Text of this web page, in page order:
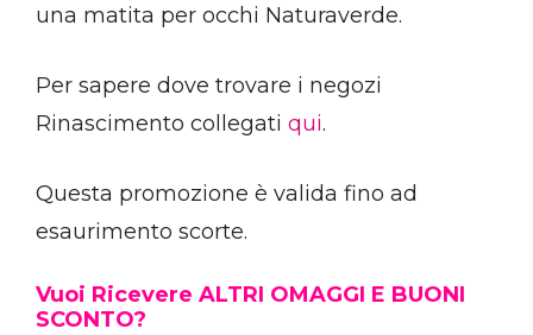
una matita per occhi Naturaverde.
Per sapere dove trovare i negozi
Rinascimento collegati qui.
Questa promozione è valida fino ad
esaurimento scorte.
Vuoi Ricevere ALTRI OMAGGI E BUONI
SCONTO?